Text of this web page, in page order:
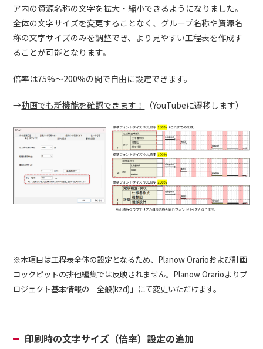
ア内の資源名称の文字を拡大・縮小できるようになりました。
全体の文字サイズを変更することなく、グループ名称や資源名
称の文字サイズのみを調整でき、より見やすい工程表を作成す
ることが可能となります。
倍率は75%～200%の間で自由に設定できます。
→動画でも新機能を確認できます！ （YouTubeに遷移します）
※本項目は工程表全体の設定となるため、Planow Orarioおよび計画
コックピットの排他編集では反映されません。Planow Orarioよりプ
ロジェクト基本情報の「全般(kzd)」にて変更いただけます。
印刷時の文字サイズ（倍率）設定の追加